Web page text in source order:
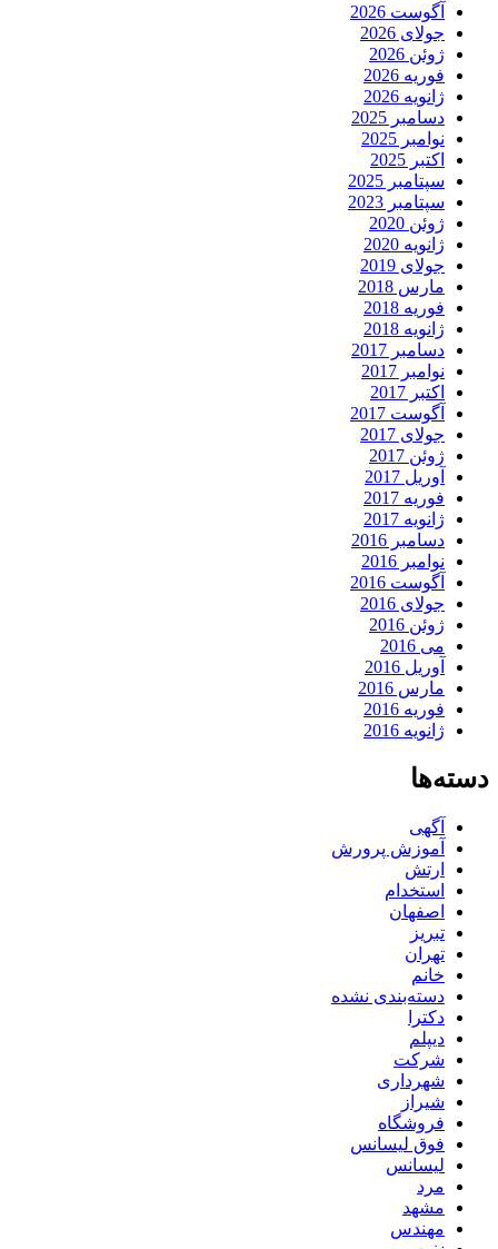
آگوست 2026
جولای 2026
ژوئن 2026
فوریه 2026
ژانویه 2026
دسامبر 2025
نوامبر 2025
اکتبر 2025
سپتامبر 2025
سپتامبر 2023
ژوئن 2020
ژانویه 2020
جولای 2019
مارس 2018
فوریه 2018
ژانویه 2018
دسامبر 2017
نوامبر 2017
اکتبر 2017
آگوست 2017
جولای 2017
ژوئن 2017
آوریل 2017
فوریه 2017
ژانویه 2017
دسامبر 2016
نوامبر 2016
آگوست 2016
جولای 2016
ژوئن 2016
می 2016
آوریل 2016
مارس 2016
فوریه 2016
ژانویه 2016
دسته‌ها
آگهی
آموزش پرورش
ارتش
استخدام
اصفهان
تبریز
تهران
خانم
دسته‌بندی نشده
دکترا
دیپلم
شرکت
شهرداری
شیراز
فروشگاه
فوق لیسانس
لیسانس
مرد
مشهد
مهندس